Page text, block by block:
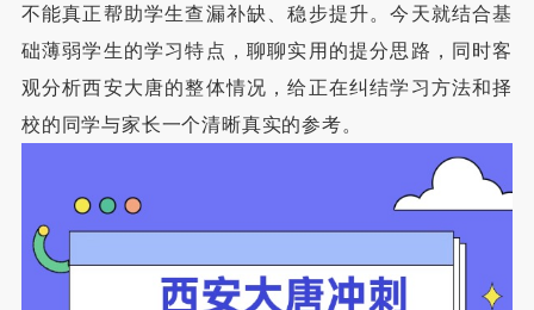
不能真正帮助学生查漏补缺、稳步提升。今天就结合基
础薄弱学生的学习特点，聊聊实用的提分思路，同时客
观分析西安大唐的整体情况，给正在纠结学习方法和择
校的同学与家长一个清晰真实的参考。